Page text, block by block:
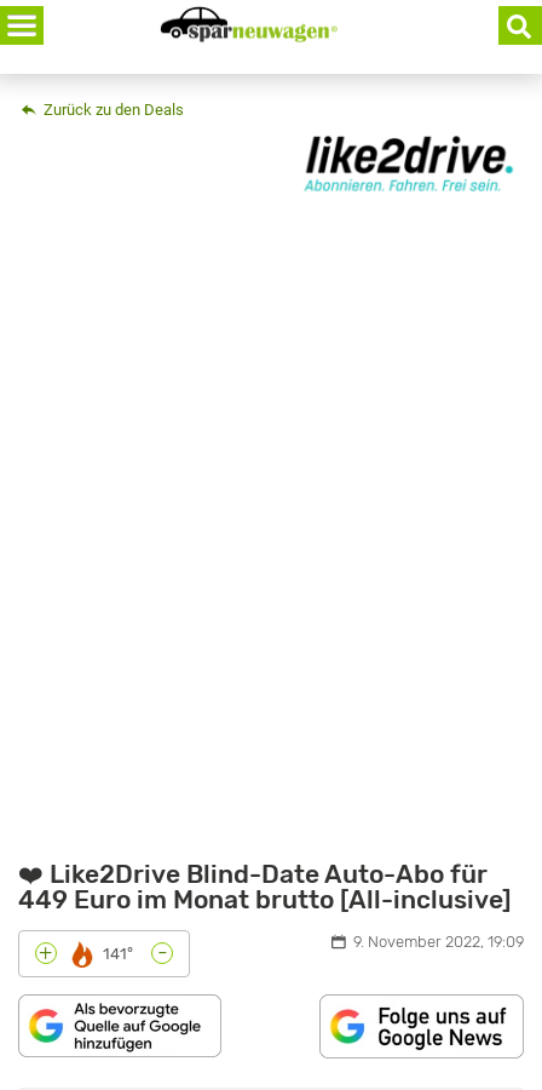
Skip
to
content
Zurück zu den Deals
❤️ Like2Drive Blind-Date Auto-Abo für
449 Euro im Monat brutto [All-inclusive]
+ 141° - 9. November 2022, 19:09